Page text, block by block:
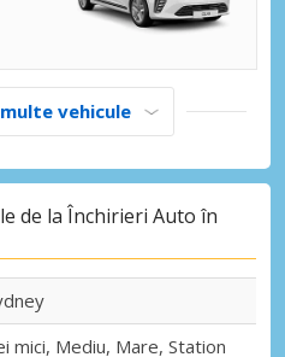
vehicule
de la Închirieri Auto în
mici, Mediu, Mare, Station